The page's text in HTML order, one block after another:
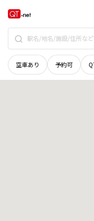
空車あり 予約可
岡山県